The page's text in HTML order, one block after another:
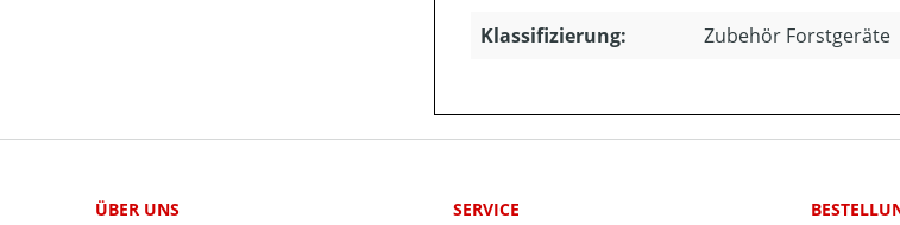
Klassifizierung: Zubehör Forstgeräte
ÜBER UNS
SERVICE